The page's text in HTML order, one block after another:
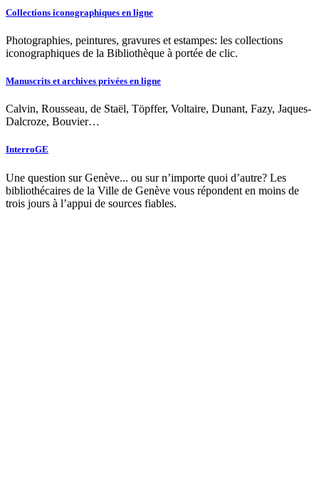
Collections iconographiques en ligne
Photographies, peintures, gravures et estampes: les collections
iconographiques de la Bibliothèque à portée de clic.
Manuscrits et archives privées en ligne
Calvin, Rousseau, de Staël, Töpffer, Voltaire, Dunant, Fazy, Jaques-
Dalcroze, Bouvier…
InterroGE
Une question sur Genève... ou sur n’importe quoi d’autre? Les
bibliothécaires de la Ville de Genève vous répondent en moins de
trois jours à l’appui de sources fiables.